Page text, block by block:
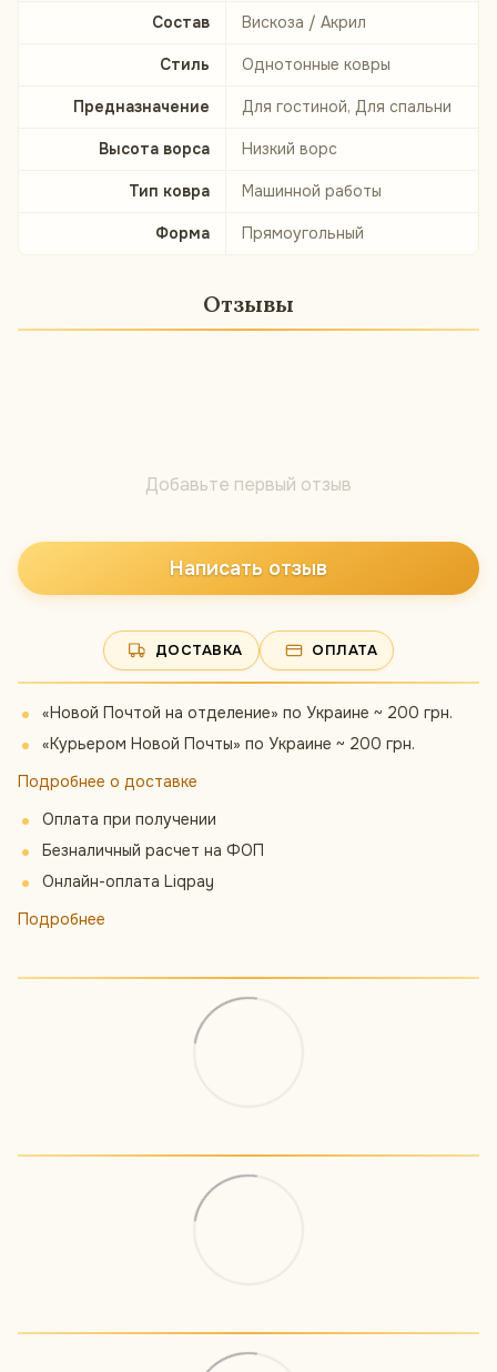
Состав Вискоза / Акрил
Стиль Однотонные ковры
Предназначение Для гостиной, Для спальни
Высота ворса Низкий ворс
Тип ковра Машинной работы
Форма Прямоугольный
Отзывы
Добавьте первый отзыв
Написать отзыв
ДОСТАВКА ОПЛАТА
«Новой Почтой на отделение» по Украине ~ 200 грн.
«Курьером Новой Почты» по Украине ~ 200 грн.
Подробнее о доставке
Оплата при получении
Безналичный расчет на ФОП
Онлайн-оплата Liqpay
Подробнее